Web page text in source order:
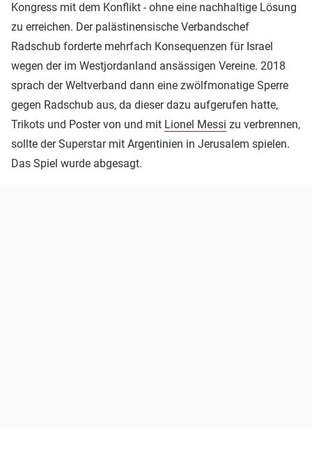
Kongress mit dem Konflikt - ohne eine nachhaltige Lösung
zu erreichen. Der palästinensische Verbandschef
Radschub forderte mehrfach Konsequenzen für Israel
wegen der im Westjordanland ansässigen Vereine. 2018
sprach der Weltverband dann eine zwölfmonatige Sperre
gegen Radschub aus, da dieser dazu aufgerufen hatte,
Trikots und Poster von und mit Lionel Messi zu verbrennen,
sollte der Superstar mit Argentinien in Jerusalem spielen.
Das Spiel wurde abgesagt.